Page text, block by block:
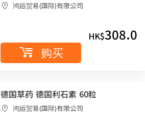
鸿运贸易(国际)有限公司
HK$308.0
购买
德国草药 德国利石素 60粒
鸿运贸易(国际)有限公司